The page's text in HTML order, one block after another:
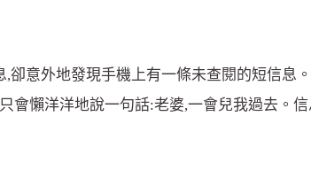
卻意外地發現手機上有一條未查閱的短信息
會懶洋洋地說一句話:老婆,一會兒我過去。